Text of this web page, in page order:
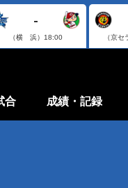
-
（横 浜） 18:00 （京セ
合 成績・記録